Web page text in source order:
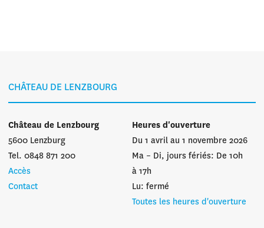
CHÂTEAU DE LENZBOURG
Château de Lenzbourg
5600 Lenzburg
Tel. 0848 871 200
Accès
Contact
Heures d'ouverture
Du 1 avril au 1 novembre 2026
Ma – Di, jours fériés: De 10h
à 17h
Lu: fermé
Toutes les heures d'ouverture